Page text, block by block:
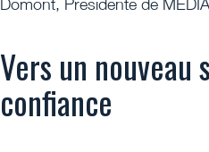
Vers un nouveau
confiance